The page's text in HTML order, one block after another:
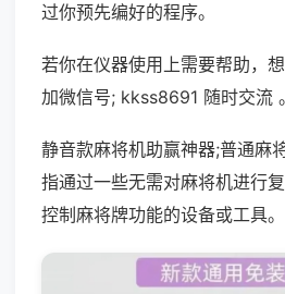
过你预先编好的程序。
若你在仪器使用上需要帮助，
加微信号; kkss8691 随时交流 。
静音款麻将机助赢神器;普通麻
指通过一些无需对麻将机进行
控制麻将牌功能的设备或工具。